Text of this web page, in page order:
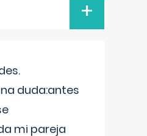
+
duda:antes
mi pareja